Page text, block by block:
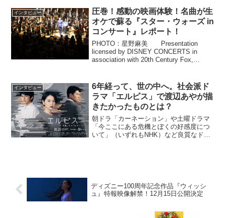
たオリジナルストーリー。主人公は、と
あることがきっかけで「...
インタビュー
圧巻！感動の映画体験！名曲が生
オケで蘇る『スター・ウォーズ in
コンサート』レポート！
PHOTO：星野麻美 Presentation
licensed by DISNEY CONCERTS in
association with 20th Century Fox,
インタビュー
6年経って、世の中へ。社会派ド
ラマ「エルピス」で渡辺あやが描
きたかったものとは？
朝ドラ「カーネーション」や土曜ドラマ
「今ここにある危機とぼくの好感度につ
いて」（いずれもNHK）など良質なドラ
ディズニー100周年記念作品『ウィッシ
ュ』特報映像解禁！12月15日公開決定